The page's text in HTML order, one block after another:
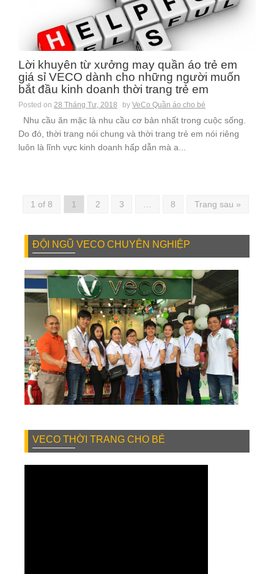
Lời khuyên từ xưởng may quần áo trẻ em
giá sỉ VECO dành cho những người muốn
bắt đầu kinh doanh thời trang trẻ em
Posted on 28 Tháng Tư, 2018 by VeCo Quần áo cho bé
Nhu cầu ăn mặc là nhu cầu cơ bản nhất trong cuộc sống.
Do đó, thời trang nói chung và thời trang trẻ em nói riêng
luôn là lĩnh vực kinh doanh hấp dẫn mà a...
1 of 8 1 2 3 8 Trang sau »
ĐỘI NGŨ VECO CHUYÊN NGHIỆP
VECO THỜI TRANG CHO BÉ